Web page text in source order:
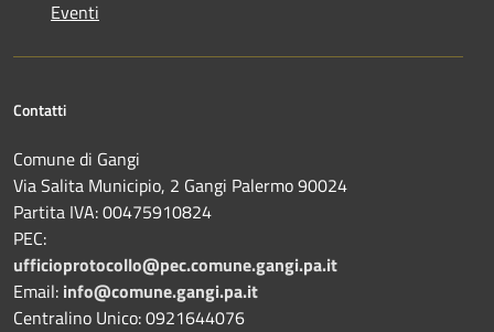
Eventi
Contatti
Comune di Gangi
Via Salita Municipio, 2 Gangi Palermo 90024
Partita IVA: 00475910824
PEC:
ufficioprotocollo@pec.comune.gangi.pa.it
Email: info@comune.gangi.pa.it
Centralino Unico: 0921644076